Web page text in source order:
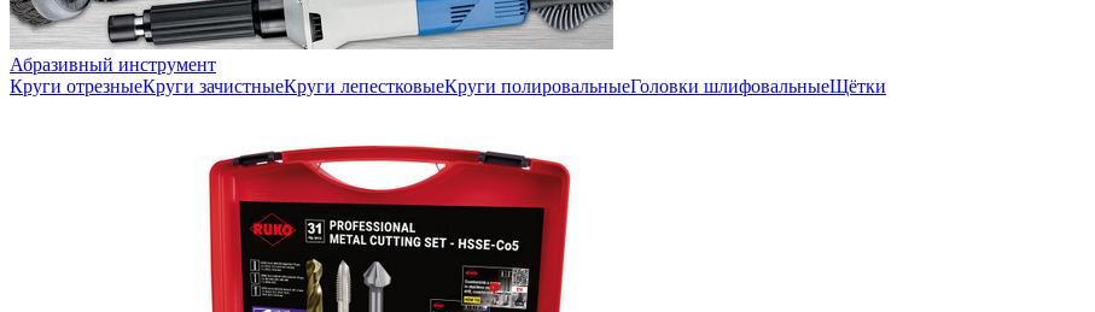
Абразивный инструмент
Круги отрезныеКруги зачистныеКруги лепестковыеКруги полировальныеГоловки шлифовальныеЩётки